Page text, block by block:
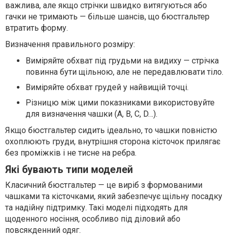
важлива, але якщо стрічки швидко витягуються або
гачки не тримають — більше шансів, що бюстгальтер
втратить форму.
Визначення правильного розміру:
Виміряйте обхват під грудьми на видиху — стрічка
повинна бути щільною, але не передавлювати тіло.
Виміряйте обхват грудей у найвищій точці.
Різницю між цими показниками використовуйте
для визначення чашки (A, B, C, D…).
Якщо бюстгальтер сидить ідеально, то чашки повністю
охоплюють груди, внутрішня сторона кісточок прилягає
без проміжків і не тисне на ребра.
Які бувають типи моделей
Класичний бюстгальтер — це виріб з формованими
чашками та кісточками, який забезпечує щільну посадку
та надійну підтримку. Такі моделі підходять для
щоденного носіння, особливо під діловий або
повсякденний одяг.